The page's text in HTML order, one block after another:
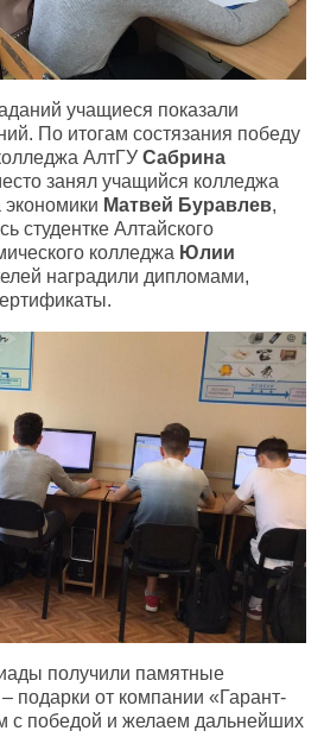
учащиеся показали
По итогам состязания победу
АлтГУ Сабрина
занял учащийся колледжа
экономики Матвей Буравлев,
студентке Алтайского
колледжа Юлии
наградили дипломами,
получили памятные
подарки от компании «Гарант-
с победой и желаем дальнейших